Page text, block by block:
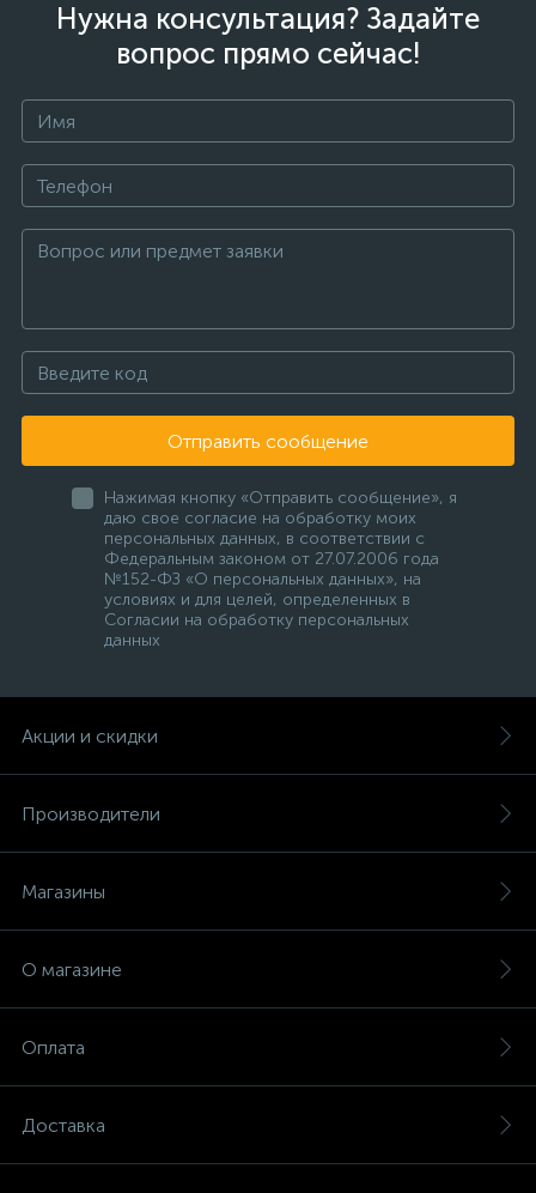
Нужна консультация? Задайте
вопрос прямо сейчас!
Отправить сообщение
Нажимая кнопку «Отправить сообщение», я
даю свое согласие на обработку моих
персональных данных, в соответствии с
Федеральным законом от 27.07.2006 года
№152-ФЗ «О персональных данных», на
условиях и для целей, определенных в
Согласии на обработку персональных
данных
Акции и скидки
Производители
Магазины
О магазине
Оплата
Доставка